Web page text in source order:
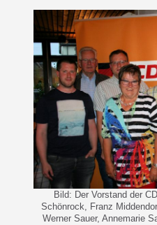
Bild: Der Vorstand der
Schönrock, Franz
Werner Sauer, Annemarie